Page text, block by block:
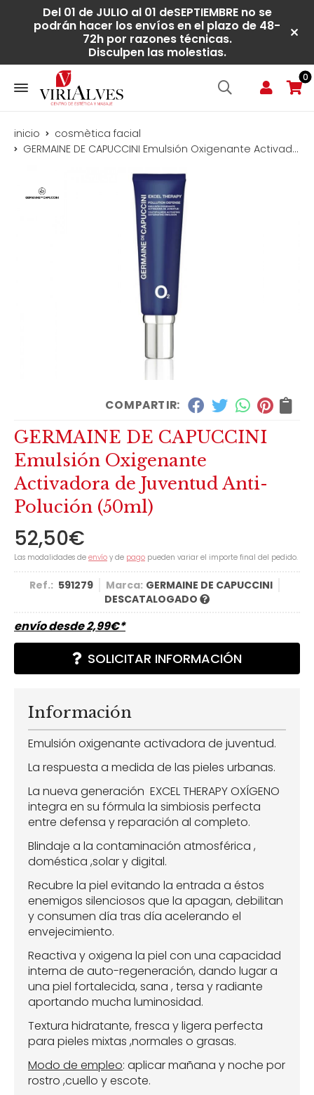
Del 01 de JULIO al 01 deSEPTIEMBRE no se
podrán hacer los envíos en el plazo de 48-
72h por razones técnicas.
Disculpen las molestias.
0
inicio
cosmètica facial
GERMAINE DE CAPUCCINI Emulsión Oxigenante Activadora de Juventud Anti-Polución (50ml)
COMPARTIR:
GERMAINE DE CAPUCCINI
Emulsión Oxigenante
Activadora de Juventud Anti-
Polución (50ml)
52,50€
Las modalidades de envío y de pago pueden variar el importe final del pedido.
Ref.: 591279 Marca: GERMAINE DE CAPUCCINI
DESCATALOGADO
envío desde2,99€*
SOLICITAR INFORMACIÓN
Información
Emulsión oxigenante activadora de juventud.
La respuesta a medida de las pieles urbanas.
La nueva generación EXCEL THERAPY OXÍGENO
integra en su fórmula la simbiosis perfecta
entre defensa y reparación al completo.
Blindaje a la contaminación atmosférica ,
doméstica ,solar y digital.
Recubre la piel evitando la entrada a éstos
enemigos silenciosos que la apagan, debilitan
y consumen día tras día acelerando el
envejecimiento.
Reactiva y oxigena la piel con una capacidad
interna de auto-regeneración, dando lugar a
una piel fortalecida, sana , tersa y radiante
aportando mucha luminosidad.
Textura hidratante, fresca y ligera perfecta
para pieles mixtas ,normales o grasas.
Modo de empleo: aplicar mañana y noche por
rostro ,cuello y escote.